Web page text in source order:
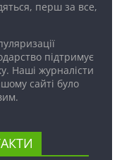
перш за все,
підтримує
Наші журналісти
сайті було